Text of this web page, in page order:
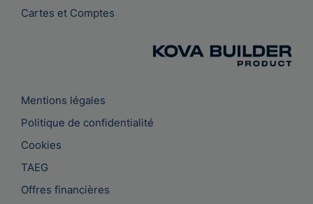
Cartes et Comptes
Mentions légales
Politique de confidentialité
Cookies
TAEG
Offres financières